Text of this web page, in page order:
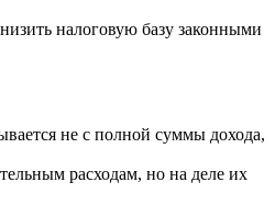
налоговую базу законными
не с полной суммы дохода,
расходам, но на деле их